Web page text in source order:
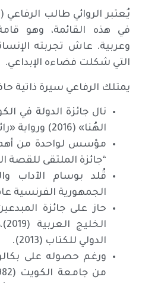
في هذه القائمة، وهو
وعربية. عاش تجربته
التي شكلت فضاءه الإبداعي.
يمتلك الرفاعي سيرة ذاتية
نال جائزة الدولة في
الهُنا» (2016) ورواية «رائحة البحر» (2002).
مؤسس لواحدة من أهم
“جائزة الملتقى للقصة
قُلد بوسام الآداب
الجمهورية الفرنسية عام
حاز على جائزة
الدولي للكتاب (2013).
ورغم حصوله على